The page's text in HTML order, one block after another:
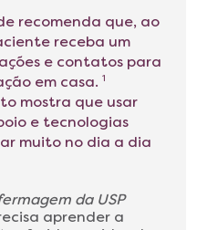
recomenda que, ao
receba um
e contatos para
em casa. 1
mostra que usar
e tecnologias
muito no dia a dia
da USP
aprender a